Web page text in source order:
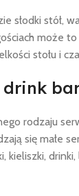
słodki stół,
może
stołu i
rodzaju
się małe
kieliszki,